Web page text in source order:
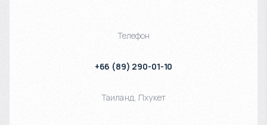
Телефон
+66 (89) 290-01-10
Таиланд, Пхукет